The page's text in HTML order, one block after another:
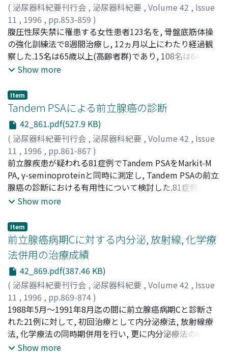
( 泌尿器科紀要刊行会 , 泌尿器科紀要 , Volume 42 , Issue
11 , 1996 , pp.853-859 )
KONDO, Atsuo;YAMADA, Yukitaka;MORISHIGE, Reiko;
NIIJIMA, Reiko;近藤, 厚生 ;山田, 幸隆; 森重, 黎子;新島, 礼
子
腹圧性尿失禁に罹患する女性患者123名を, 骨盤底筋体操
の強化訓練法で8週間治療し, 12ヵ月以上にわたり経過観
察した.15名は65歳以上(高齢者群)であり, 108名は64歳以
下(成人群)であった.体操終了時と平均28ヵ月後の治療成績
収縮力は両群で改善したが, 失禁量と尿失禁に基因する困
窮度は, 成人群のみで有意に改善した.高齢者群と成人群で
の短期成績は各20%と40%であった.平均28ヵ月後の長期
成績は27%と40%であり, 6名はこの間に手術を受け尿禁
制となっていた.短期及び長期治療成績は, それぞれ両群間
で統計的に有意差を認めなかった
Show more
Item
Tandem PSAによる前立腺癌の診断
42_861.pdf(527.9 KB)
( 泌尿器科紀要刊行会 , 泌尿器科紀要 , Volume 42 , Issue
11 , 1996 , pp.861-867 )
岡根谷, 利一;水沢, 弘哉;田口, 功;米山, 威久;OKANEYA,
Toshikazu;MIZUSAWA, Hiroya;TAGUCHI, Isao;
YONEYAMA, Takehisa
前立腺疾患が疑われる81症例でTandem PSAをMarkit-M
PA, γ-seminoproteinと同時に測定し, Tandem PSAの前立
腺癌の診断における有用性について検討した.81症例の診
断は前立腺癌16例, 前立腺肥大症56例, その他9例であっ
た.Tandem PSA, Markit-M PA及びγ-seminoproteinの感度
はそれぞれ81.3%, 62.5%, 68.8%であり, 特異度はそれぞ
れ67.7%, 81.5%, 72.3%であった.又, Tandem PSAとγ-
seminoproteinの比を比較検討すると, Tandem PSAが
4.0ng/mlより大きい前立腺肥大症と前立腺癌症例におい
て, この比は, それぞれ1.53±0.966, 3.21±1.811(平均±標
準偏差)であり, 有意差を認めた
Show more
Item
前立腺癌病期Cに対する内分泌, 放射線, 化学療
法併用の治療成績
42_869.pdf(387.46 KB)
( 泌尿器科紀要刊行会 , 泌尿器科紀要 , Volume 42 , Issue
11 , 1996 , pp.869-874)
岩澤, 俊久;松本, 英亜;IWASAWA, Toshihisa;
MATSUMOTO, Hidetsugu
1988年5月～1991年8月迄の間に前立腺癌病期Cと診断さ
れた21例に対して, 初回治療として内分泌療法, 放射線療
法, 化学療法の同時期併用を行い, 更に内分泌療法の継続と
化学療法の補充を行った.5年非再燃率は90.4%, 5年累積生
Show more